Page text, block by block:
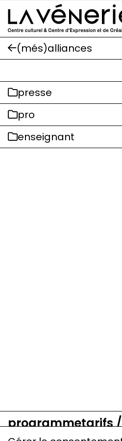
Aller au contenu
(més)alliances
presse
pro
enseignant
programmetarifs